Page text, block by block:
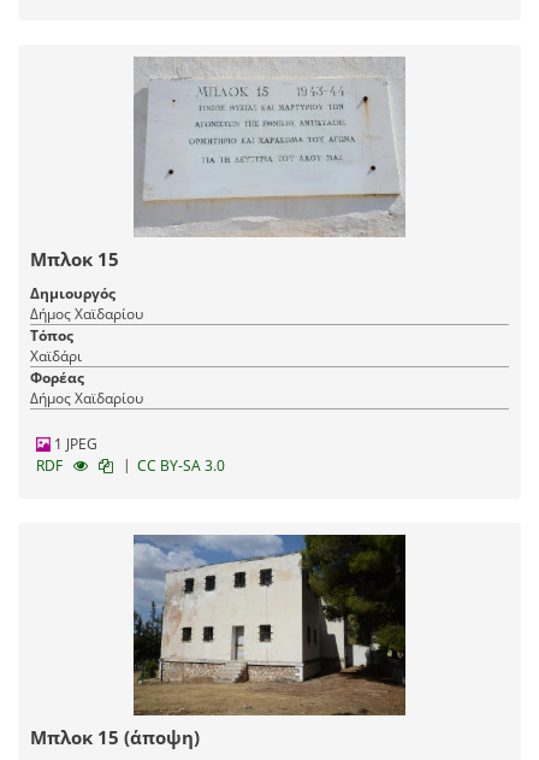
Μπλοκ 15
Δημιουργός
Δήμος Χαϊδαρίου
Τόπος
Χαϊδάρι
Φορέας
Δήμος Χαϊδαρίου
1 JPEG
RDF
| CC BY-SA 3.0
Μπλοκ 15 (άποψη)